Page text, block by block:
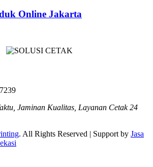
Online Jakarta
Jaminan Kualitas, Layanan Cetak 24
. All Rights Reserved | Support by Jasa